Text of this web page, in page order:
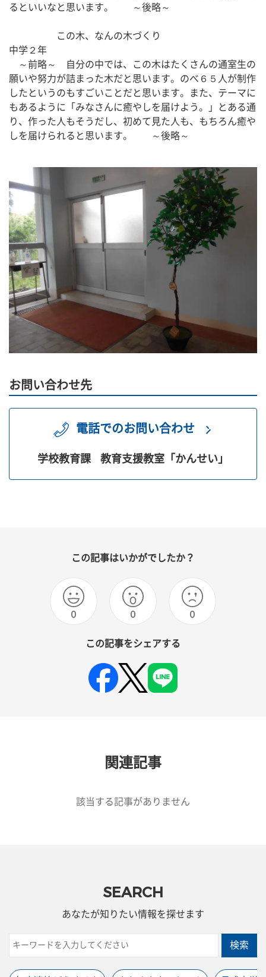
るといいなと思います。　　～後略～
この木、なんの木づくり
中学２年
～前略～　自分の中では、この木はたくさんの通室生の
願いや努力が詰まった木だと思います。のべ６５人が制作
したというのもすごいことだと思います。また、テーマに
もあるように「みなさんに癒やしを届けよう。」とある通
り、作った人もそうだし、初めて見た人も、もちろん癒や
しを届けられると思います。　　～後略～
お問い合わせ先
電話でのお問い合わせ
学校教育課 教育支援教室「かんせい」
この記事はいかがでしたか？
0 0 0
この記事をシェアする
関連記事
該当する記事がありません
SEARCH
あなたが知りたい情報を探せます
検索